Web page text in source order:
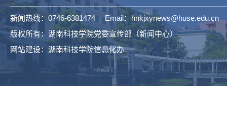
新闻热线：0746-6381474 Email：hnkjxynews@huse.edu.cn
版权所有：湖南科技学院党委宣传部（新闻中心）
网站建设：湖南科技学院信息化办